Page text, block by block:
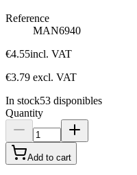
Reference
MAN6940
€4.55incl. VAT
€3.79 excl. VAT
In stock53 disponibles
Quantity
Add to cart